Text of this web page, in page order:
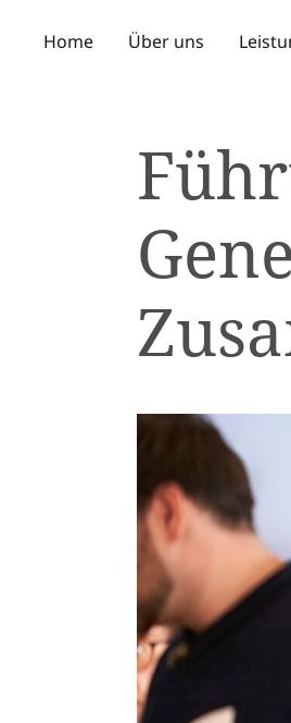
Home Über uns